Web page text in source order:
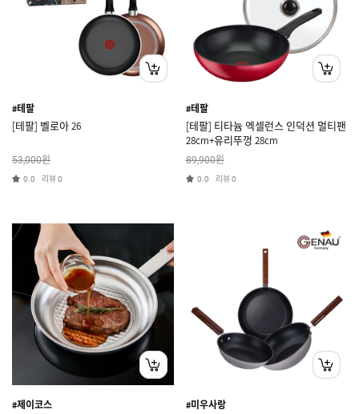
#테팔
[테팔] 벨로아 26
53,000원
0.0 리뷰0
#테팔
[테팔] 티타늄 엑셀런스 인덕션 멀티팬
28cm+유리뚜껑 28cm
89,900원
0.0 리뷰0
#제이코스 #미우사랑